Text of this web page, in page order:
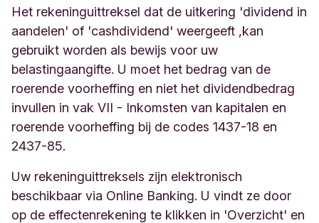
Het rekeninguittreksel dat de uitkering 'dividend in
aandelen' of 'cashdividend' weergeeft ,kan
gebruikt worden als bewijs voor uw
belastingaangifte. U moet het bedrag van de
roerende voorheffing en niet het dividendbedrag
invullen in vak VII - Inkomsten van kapitalen en
roerende voorheffing bij de codes 1437-18 en
2437-85.
Uw rekeninguittreksels zijn elektronisch
beschikbaar via Online Banking. U vindt ze door
op de effectenrekening te klikken in 'Overzicht' en